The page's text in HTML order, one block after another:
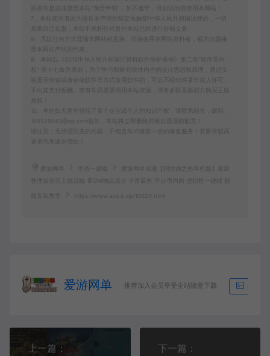
的条件是必须接受本站“免责申明”，如不遵守，请勿访问或使用本网站！
7、本站使用者因为违反本声明的规定而触犯中华人民共和国法律的，一切
后果自己负责，本站不承担任何责任本站已经进行告知义务。
8、凡以任何方式登陆本网站或直接、间接使用本网站资料者，视为自愿接
受本网站声明的约束。
9、本站以《2013中华人民共和国计算机软件保护条例》第二章"软件菩作
权” 第十七条为原则：为了学习和研究软件内含的设计思想和原理，通过安
装显示传输或者存储软件等方式使用软件的，可以不经软件著作权人许可，
不向其支付报酬。若有学员需要商用本站资源，请务必联系版权方购买正版
10、本站如无意中侵犯了某个企业或个人的知识产权，请联系站长，邮箱：
185529643@qq.com告知，本站将立即删除并致以最深的歉意！
请注意：无所谓完美的内容，不包含BUG修复一类的修改服务！若要求较高
追求完美请勿赞助！
爱游网单 手游一键端
爱游网单亲测【阿拉德之怒单机版】最新
整理箭在弦上抗日端 带GM物品后台 丰富装扮 平台币内购 虚拟机一键端 视
频安装教学 https://www.aywd.vip/10624.html
爱游网单 推荐加入会员享受全站随意下载 生成海
上一篇：
下一篇：